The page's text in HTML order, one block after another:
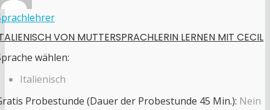
VON MUTTERSPRACHLERIN LERNEN MIT CECIL
wählen:
Italienisch
Probestunde (Dauer der Probestunde 45 Min.): Nein